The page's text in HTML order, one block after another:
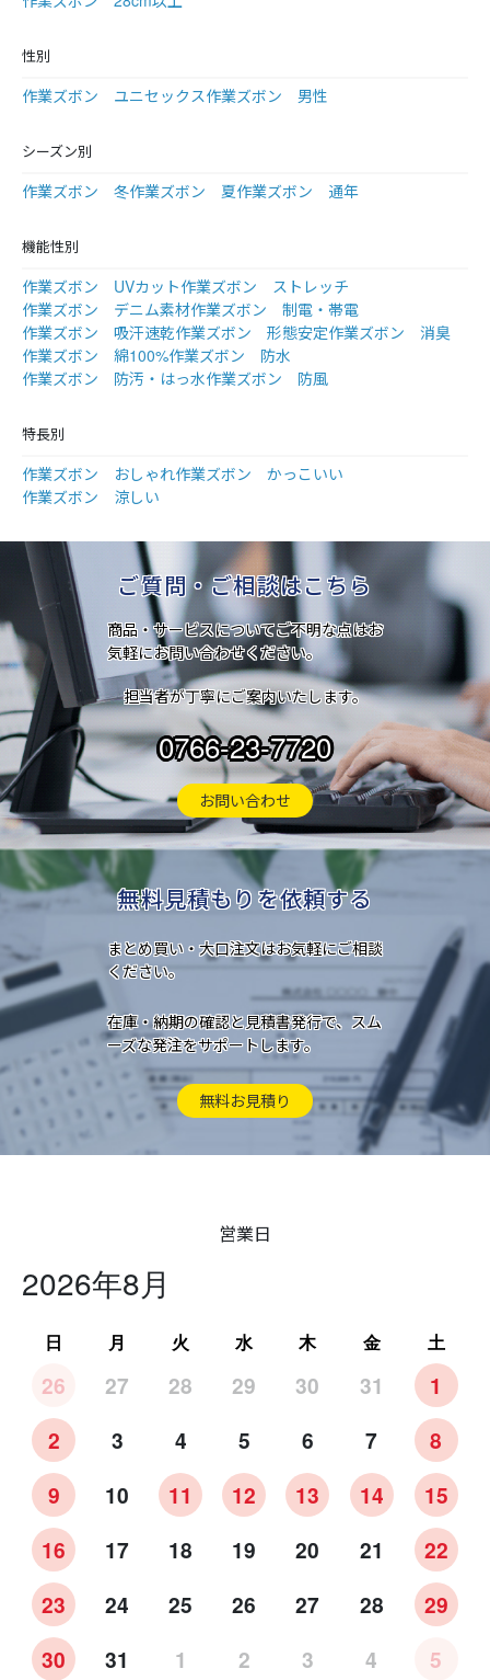
性別
作業ズボン ユニセックス作業ズボン 男性
シーズン別
作業ズボン 冬作業ズボン 夏作業ズボン 通年
機能性別
作業ズボン UVカット作業ズボン ストレッチ
作業ズボン デニム素材作業ズボン 制電・帯電
作業ズボン 吸汗速乾作業ズボン 形態安定作業ズボン 消臭
作業ズボン 綿100%作業ズボン 防水
作業ズボン 防汚・はっ水作業ズボン 防風
特長別
作業ズボン おしゃれ作業ズボン かっこいい
作業ズボン 涼しい
ご質問・ご相談はこちら
商品・サービスについてご不明な点はお
気軽にお問い合わせください。
担当者が丁寧にご案内いたします。
0766-23-7720
お問い合わせ
無料見積もりを依頼する
まとめ買い・大口注文はお気軽にご相談
ください。
在庫・納期の確認と見積書発行で、スム
ーズな発注をサポートします。
無料お見積り
営業日
2026年8月
日 月 火 水 木 金 土
26 27 28 29 30 31
1
2
3 4 5 6 7
8
9
10 11 12 13 14
15
16
17 18 19 20 21
22
23
24 25 26 27 28
29
30
31 1 2 3 4 5